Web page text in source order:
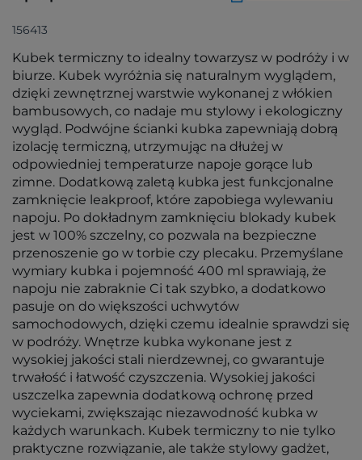
156413
Kubek termiczny to idealny towarzysz w podróży i w
biurze. Kubek wyróżnia się naturalnym wyglądem,
dzięki zewnętrznej warstwie wykonanej z włókien
bambusowych, co nadaje mu stylowy i ekologiczny
wygląd. Podwójne ścianki kubka zapewniają dobrą
izolację termiczną, utrzymując na dłużej w
odpowiedniej temperaturze napoje gorące lub
zimne. Dodatkową zaletą kubka jest funkcjonalne
zamknięcie leakproof, które zapobiega wylewaniu
napoju. Po dokładnym zamknięciu blokady kubek
jest w 100% szczelny, co pozwala na bezpieczne
przenoszenie go w torbie czy plecaku. Przemyślane
wymiary kubka i pojemność 400 ml sprawiają, że
napoju nie zabraknie Ci tak szybko, a dodatkowo
pasuje on do większości uchwytów
samochodowych, dzięki czemu idealnie sprawdzi się
w podróży. Wnętrze kubka wykonane jest z
wysokiej jakości stali nierdzewnej, co gwarantuje
trwałość i łatwość czyszczenia. Wysokiej jakości
uszczelka zapewnia dodatkową ochronę przed
wyciekami, zwiększając niezawodność kubka w
każdych warunkach. Kubek termiczny to nie tylko
praktyczne rozwiązanie, ale także stylowy gadżet,